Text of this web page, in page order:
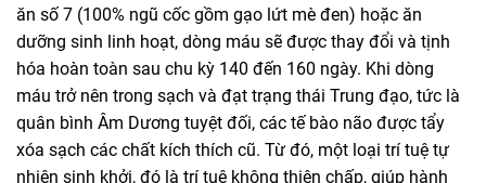
ăn số 7 (100% ngũ cốc gồm gạo lứt mè đen) hoặc ăn
dưỡng sinh linh hoạt, dòng máu sẽ được thay đổi và tịnh
hóa hoàn toàn sau chu kỳ 140 đến 160 ngày. Khi dòng
máu trở nên trong sạch và đạt trạng thái Trung đạo, tức là
quân bình Âm Dương tuyệt đối, các tế bào não được tẩy
xóa sạch các chất kích thích cũ. Từ đó, một loại trí tuệ tự
nhiên sinh khởi, đó là trí tuệ không thiên chấp, giúp hành